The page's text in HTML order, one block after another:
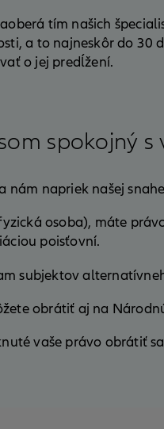
tím našich
a to najneskôr do 30
o jej predĺžení.
spokojný
nám napriek našej
osoba), máte
poisťovní.
subjektov
obrátiť aj na
vaše právo obrátiť